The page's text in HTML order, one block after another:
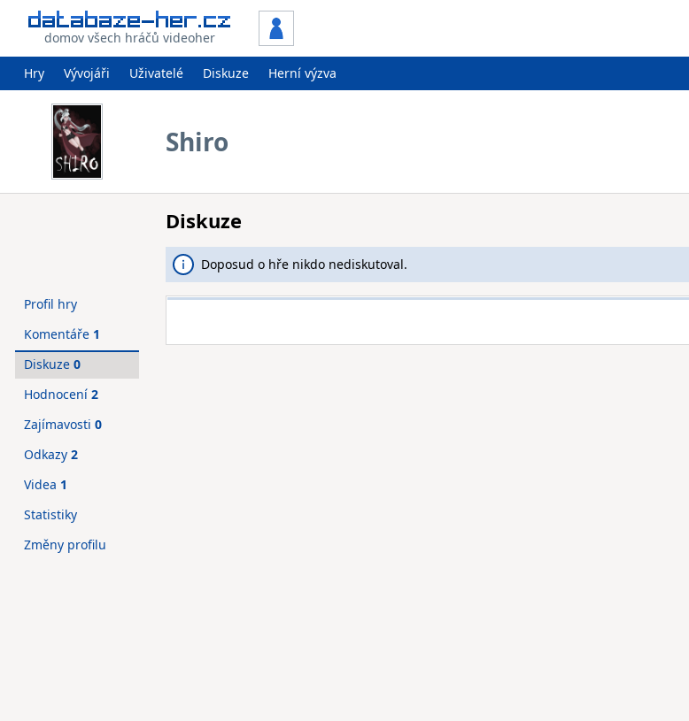
domov všech hráčů videoher
Hry Vývojáři Uživatelé Diskuze Herní výzva
Shiro
Diskuze
Doposud o hře nikdo nediskutoval.
Profil hry
Komentáře 1
Diskuze 0
Hodnocení 2
Zajímavosti 0
Odkazy 2
Videa 1
Statistiky
Změny profilu